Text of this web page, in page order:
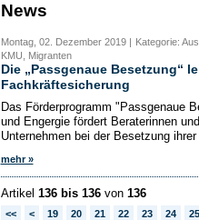
News
Montag, 02. Dezember 2019 |
Kategorie:
KMU, Migranten
Die „Passgenaue Besetzung“
Fachkräftesicherung
Das Förderprogramm "Passgenaue
und Engergie fördert Beraterinnen
Unternehmen bei der Besetzung
mehr »
Artikel 136 bis 136von 136
<< < 19 20 21 22 23 24 25